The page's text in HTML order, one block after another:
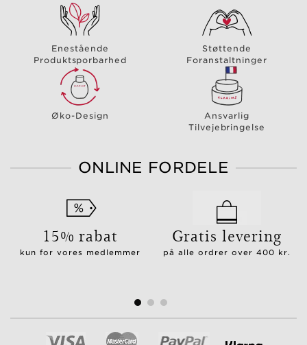
Enestående
Produktsporbarhed
Støttende
Foranstaltninger
Øko-Design
Ansvarlig
Tilvejebringelse
ONLINE FORDELE
15% rabat
kun for vores medlemmer
Gratis levering
på alle ordrer over 400 kr.